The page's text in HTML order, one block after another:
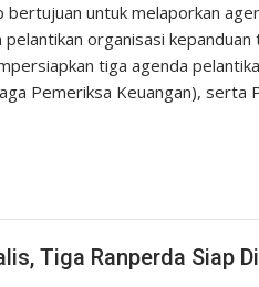
untuk melaporkan
organisasi
tiga agenda
Pemeriksa Keuangan), serta
Tiga Ranperda Siap